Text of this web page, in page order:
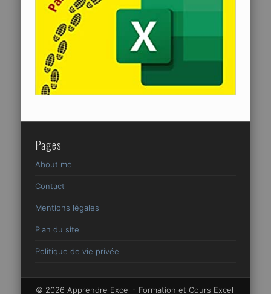
Pages
About me
Contact
Mentions légales
Plan du site
Politique de vie privée
© 2026 Apprendre Excel - Formation et Cours Excel